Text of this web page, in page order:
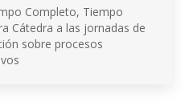
Completo, Tiempo
Cátedra a las jornadas de
sobre procesos